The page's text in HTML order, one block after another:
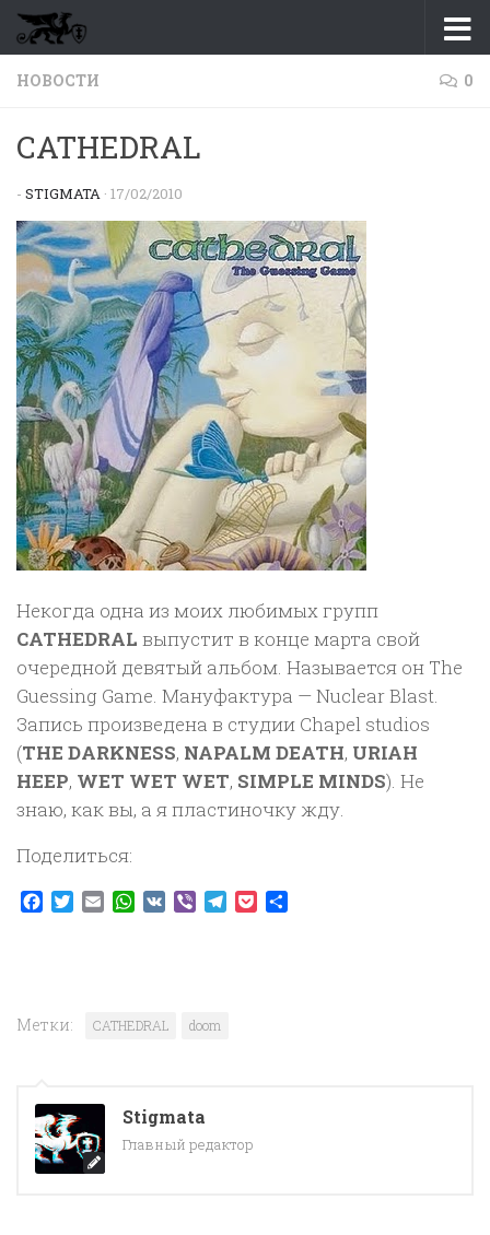
Перейти к содержимому
НОВОСТИ 0
CATHEDRAL
- STIGMATA · 17/02/2010
Некогда одна из моих любимых групп
CATHEDRAL выпустит в конце марта свой
очередной девятый альбом. Называется он The
Guessing Game. Мануфактура — Nuclear Blast.
Запись произведена в студии Chapel studios
(THE DARKNESS, NAPALM DEATH, URIAH
HEEP, WET WET WET, SIMPLE MINDS). Не
знаю, как вы, а я пластиночку жду.
Поделиться:
Facebook
TwitterEmailWhatsApp
VK ViberTelegram
Pocket
Метки: CATHEDRAL doom
Stigmata
Главный редактор